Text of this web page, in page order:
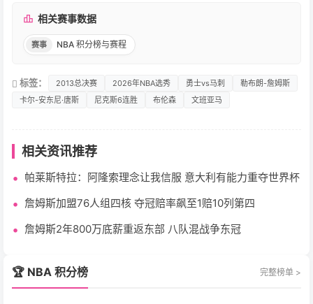
相关赛事数据
赛事 NBA 积分榜与赛程
标签： 2013总决赛 2026年NBA选秀 勇士vs马刺
勒布朗-詹姆斯
卡尔-安东尼·唐斯
尼克斯6连胜 布伦森 文班亚马
相关资讯推荐
帕莱斯特拉：阿隆索理念让我信服 意大利有能力重夺世界杯
詹姆斯加盟76人组四核 夺冠赔率飙至1赔10列第四
詹姆斯2年800万底薪重返东部 八队混战争东冠
🏆 NBA 积分榜 完整榜单 >